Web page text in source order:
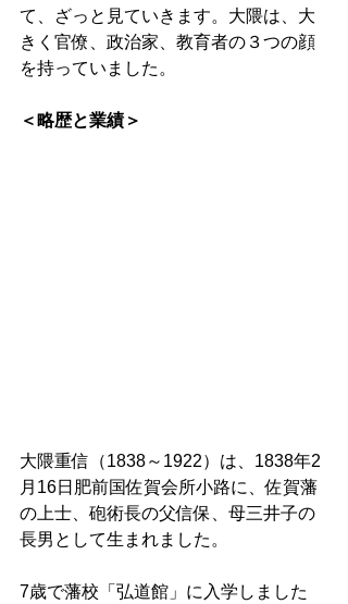
て、ざっと見ていきます。大隈は、大
きく官僚、政治家、教育者の３つの顔
を持っていました。
＜略歴と業績＞
大隈重信（1838～1922）は、1838年2
月16日肥前国佐賀会所小路に、佐賀藩
の上士、砲術長の父信保、母三井子の
長男として生まれました。
7歳で藩校「弘道館」に入学しました